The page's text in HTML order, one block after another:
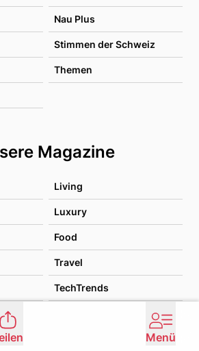
Nau Plus
Stimmen der Schweiz
Themen
Magazine
Living
Luxury
Food
Travel
TechTrends
Menü